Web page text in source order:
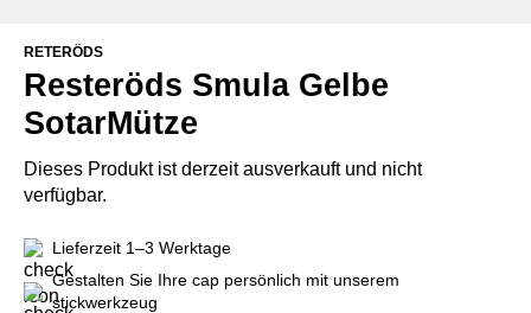
RETERÖDS
Resteröds Smula Gelbe
SotarMütze
Dieses Produkt ist derzeit ausverkauft und nicht
verfügbar.
Lieferzeit 1–3 Werktage
Gestalten Sie Ihre cap persönlich mit unserem
stickwerkzeug